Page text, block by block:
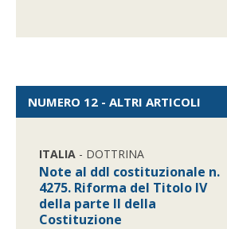
NUMERO 12 - ALTRI ARTICOLI
ITALIA - DOTTRINA
Note al ddl costituzionale n.
4275. Riforma del Titolo IV
della parte II della
Costituzione